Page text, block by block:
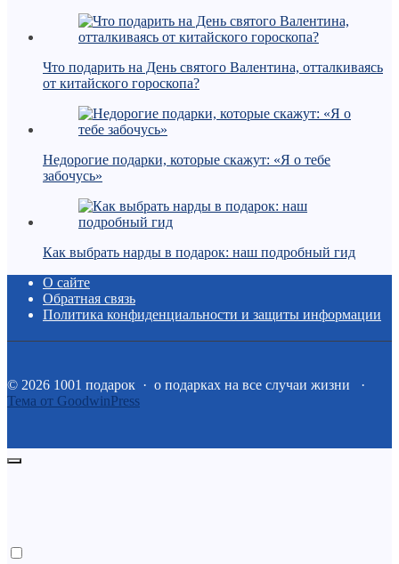
Что подарить на День святого Валентина, отталкиваясь
от китайского гороскопа?
Недорогие подарки, которые скажут: «Я о тебе
забочусь»
Как выбрать нарды в подарок: наш подробный гид
О сайте
Обратная связь
Политика конфиденциальности и защиты информации
© 2026 1001 подарок · о подарках на все случаи жизни ·
Тема от GoodwinPress